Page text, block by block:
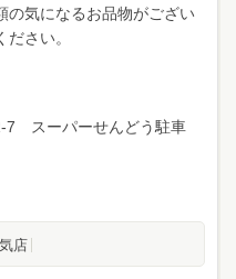
の気になるお品物がござい
さい。
7 スーパーせんどう駐車
店